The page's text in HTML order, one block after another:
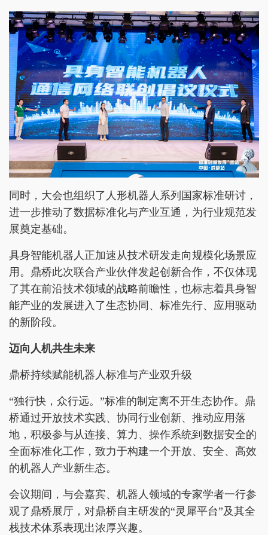
同时，大会也组织了人形机器人系列国家标准研讨，
进一步推动了数据标准化与产业互通，为行业规范发
展奠定基础。
具身智能机器人正加速从技术研发走向规模化场景应
用。鼎桥此次联合产业伙伴发起创新合作，不仅体现
了其在前沿技术领域的战略前瞻性，也标志着具身智
能产业的发展进入了生态协同、标准先行、应用驱动
的新阶段。
迈向人机共生未来
鼎桥持续赋能机器人标准与产业双升级
“独行快，众行远。”标准的制定离不开生态协作。鼎
桥通过开放技术实践、协同行业创新、推动应用落
地，积极参与从连接、算力、操作系统到数据安全的
全面标准化工作，致力于构建一个开放、安全、高效
的机器人产业新生态。
会议期间，与会嘉宾、机器人领域的专家学者一行参
观了鼎桥展厅，对鼎桥自主研发的“灵犀平台”及其全
栈技术体系表现出浓厚兴趣。